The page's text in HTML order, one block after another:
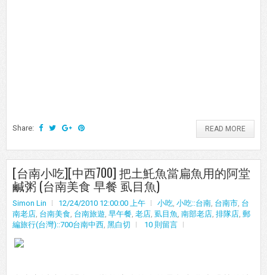
Share: READ MORE
[台南小吃][中西700] 把土魠魚當扁魚用的阿堂
鹹粥 (台南美食 早餐 虱目魚)
Simon Lin 12/24/2010 12:00:00 上午 小吃, 小吃::台南, 台南市, 台
南老店, 台南美食, 台南旅遊, 早午餐, 老店, 虱目魚, 南部老店, 排隊店, 郵
編旅行(台灣)::700台南中西, 黑白切 10 則留言